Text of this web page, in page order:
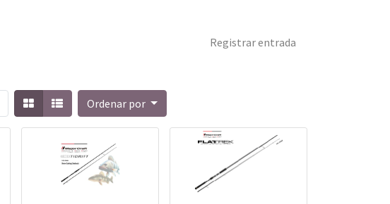
Registrar entrada
Ordenar por